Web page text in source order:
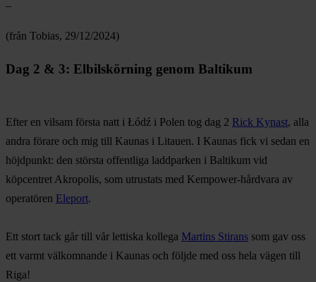
–
(från Tobias, 29/12/2024)
Dag 2 & 3: Elbilskörning genom Baltikum
Efter en vilsam första natt i Łódź i Polen tog dag 2 Rick Kynast, alla
andra förare och mig till Kaunas i Litauen. I Kaunas fick vi sedan en
höjdpunkt: den största offentliga laddparken i Baltikum vid
köpcentret Akropolis, som utrustats med Kempower-hårdvara av
operatören Eleport.
Ett stort tack går till vår lettiska kollega Martins Stirans som gav oss
ett varmt välkomnande i Kaunas och följde med oss hela vägen till
Riga!